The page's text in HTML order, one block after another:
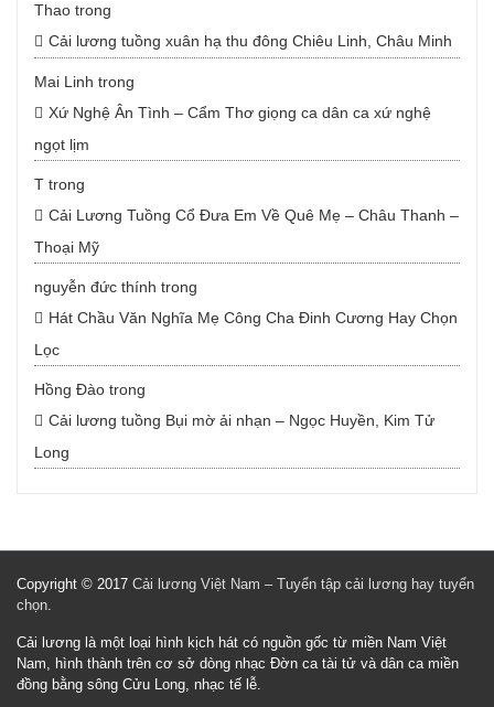
Thao trong
Cải lương tuồng xuân hạ thu đông Chiêu Linh, Châu Minh
Mai Linh trong
Xứ Nghệ Ân Tình – Cẩm Thơ giọng ca dân ca xứ nghệ
ngọt lịm
T trong
Cải Lương Tuồng Cổ Đưa Em Về Quê Mẹ – Châu Thanh –
Thoại Mỹ
nguyễn đức thính trong
Hát Chầu Văn Nghĩa Mẹ Công Cha Đinh Cương Hay Chọn
Lọc
Hồng Đào trong
Cải lương tuồng Bụi mờ ải nhạn – Ngọc Huyền, Kim Tử
Long
Copyright © 2017 Cải lương Việt Nam – Tuyển tập cải lương hay tuyển
chọn.
Cải lương là một loại hình kịch hát có nguồn gốc từ miền Nam Việt
Nam, hình thành trên cơ sở dòng nhạc Đờn ca tài tử và dân ca miền
đồng bằng sông Cửu Long, nhạc tế lễ.